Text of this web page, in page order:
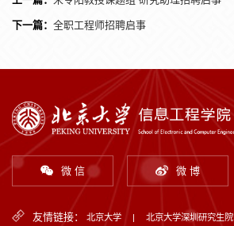
下一篇： 全职工程师招聘启事
微 信 微 博
友情链接： 北京大学 | 北京大学深圳研究生院